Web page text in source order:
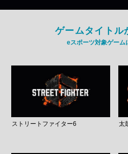
ゲームタイトル
eスポーツ対象ゲーム
ストリートファイター6 太